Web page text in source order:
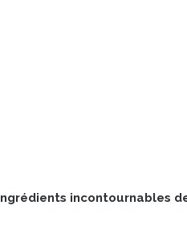
ingrédients